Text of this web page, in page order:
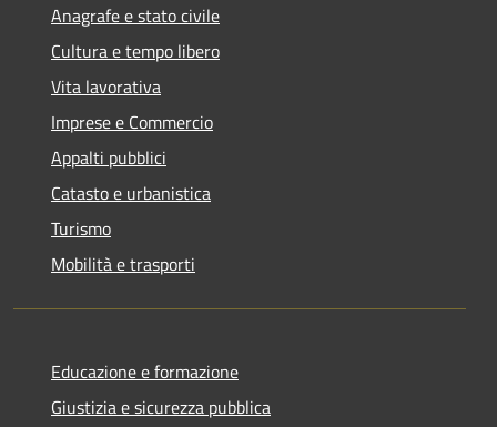
Anagrafe e stato civile
Cultura e tempo libero
Vita lavorativa
Imprese e Commercio
Appalti pubblici
Catasto e urbanistica
Turismo
Mobilità e trasporti
Educazione e formazione
Giustizia e sicurezza pubblica